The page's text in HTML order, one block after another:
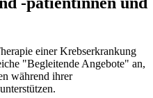
einer Krebserkrankung
"Begleitende Angebote" an,
während ihrer